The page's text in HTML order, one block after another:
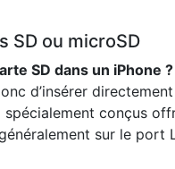
SD ou microSD
SD dans un iPhone ?
d’insérer
spécialement conçus
sur le port